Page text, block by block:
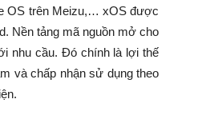
OS trên Meizu,… xOS được
Nền tảng mã nguồn mở cho
nhu cầu. Đó chính là lợi thế
và chấp nhận sử dụng theo